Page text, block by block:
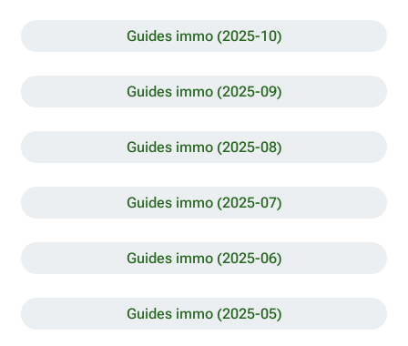
Guides immo (2025-10)
Guides immo (2025-09)
Guides immo (2025-08)
Guides immo (2025-07)
Guides immo (2025-06)
Guides immo (2025-05)